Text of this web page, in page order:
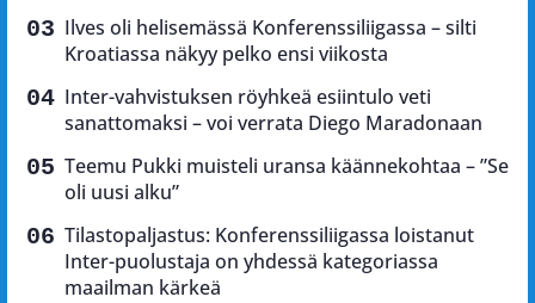
Ilves oli helisemässä Konferenssiliigassa – silti
Kroatiassa näkyy pelko ensi viikosta
Inter-vahvistuksen röyhkeä esiintulo veti
sanattomaksi – voi verrata Diego Maradonaan
Teemu Pukki muisteli uransa käännekohtaa – ”Se
oli uusi alku”
Tilastopaljastus: Konferenssiliigassa loistanut
Inter-puolustaja on yhdessä kategoriassa
maailman kärkeä